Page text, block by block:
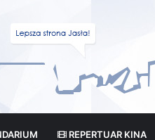
REPERTUAR KINA